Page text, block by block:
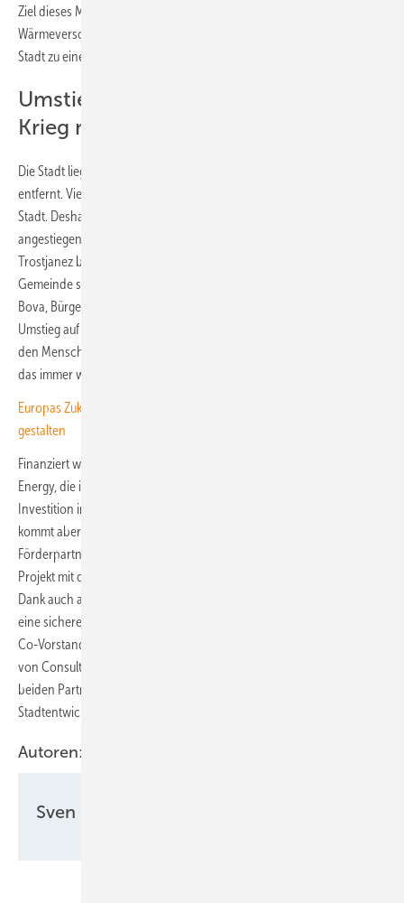
Ziel dieses Masterplans ist es, Konzepte für eine nachhaltige
Wärmeversorgung in großen Wohngebäuden zu etablieren und die
Stadt zu einem Modell für die gesamte Ukraine zu machen.
Umstieg auf Erneuerbare auch im
Krieg möglich
Die Stadt liegt nur rund 35 Kilometer von der russischen Grenze
entfernt. Viele Menschen aus der Umgebung suchen Schutz in der
Stadt. Deshalb ist die Zahl der Bewohner:innen in letzter Zeit
angestiegen. „Trotz der russischen Angriffe haben wir uns in
Trostjanez bewusst für einen Wiederaufbau entschieden, der unsere
Gemeinde stärker und energieunabhängiger macht“, erklärt Yuriy
Bova, Bürgermeister von Trostjanez. „Das Gebäude beweist, dass der
Umstieg auf erneuerbare Energien auch im Krieg möglich ist – und
den Menschen etwas Wesentliches gibt: das Gefühl eines Zuhauses,
das immer warm und vor Bedrohungen geschützt ist.“
Europas Zukunft mit heimischen Unternehmen sicher und grün
gestalten
Finanziert wurde das Projekt von den Kund:innen von Green Planet
Energy, die im Fördertarif zusätzlich zum Energiepreis eine Abgabe zur
Investition in erneuerbare Energien bezahlen. Ein Teil des Geldes
kommt aber auch von der Umweltstiftung Greenpeace als zentralem
Förderpartner. „Ein großer Dank geht an unsere Kund:innen, die das
Projekt mit dem Fördertarif ermöglicht haben. Und natürlich geht der
Dank auch an alle Beteiligten und Engagierten vor Ort. Sie zeigen, dass
eine sichere und friedliche Zukunft erneuerbar ist“, sagt Nils Müller,
Co-Vorstand bei Green Planet Energy. Unterstützt wurde das Projekt
von Consulting IC Ukraine und CES Clean Energy Solutions. Diese
beiden Partner lieferten die Grundlagen für die nachhaltige
Stadtentwicklungsstrategie der Stadt.
Autoren:
Sven Ullrich